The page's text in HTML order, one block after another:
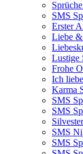
SMS
Erster
Liebe &
Lustige
Frohe
Ich
Karma
SMS
SMS
SMS
SMS